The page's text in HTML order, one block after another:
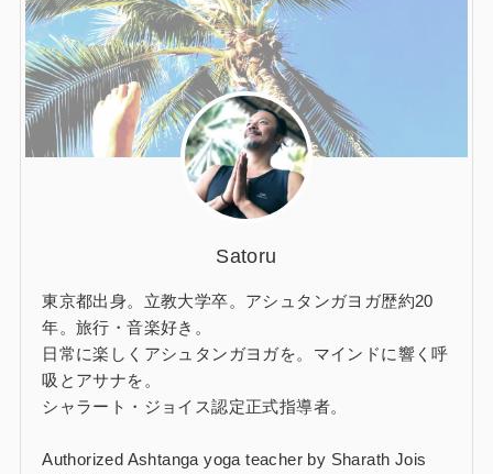
Satoru
東京都出身。立教大学卒。アシュタンガヨガ歴約20
年。旅行・音楽好き。
日常に楽しくアシュタンガヨガを。マインドに響く呼
吸とアサナを。
シャラート・ジョイス認定正式指導者。
Authorized Ashtanga yoga teacher by Sharath Jois